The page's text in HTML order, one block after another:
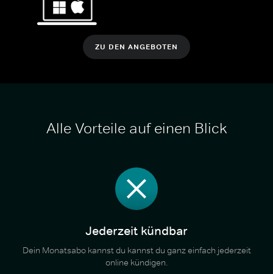
ZU DEN ANGEBOTEN
Alle Vorteile auf einen Blick
Jederzeit kündbar
Dein Monatsabo kannst du kannst du ganz einfach jederzeit
online kündigen.